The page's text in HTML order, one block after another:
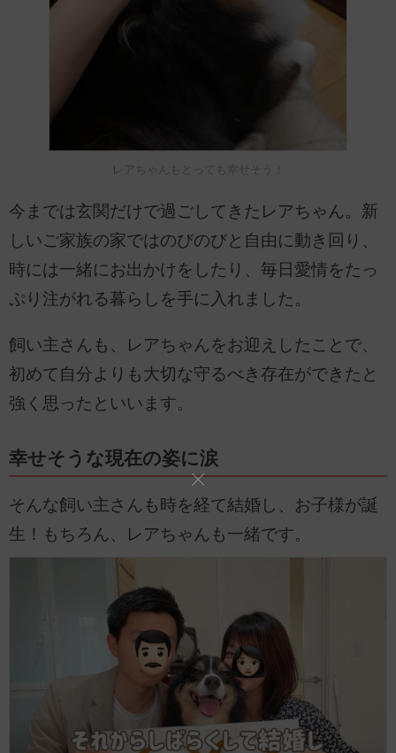
レアちゃんもとっても幸せそう！
今までは玄関だけで過ごしてきたレアちゃん。新
しいご家族の家ではのびのびと自由に動き回り、
時には一緒にお出かけをしたり、毎日愛情をたっ
ぷり注がれる暮らしを手に入れました。
飼い主さんも、レアちゃんをお迎えしたことで、
初めて自分よりも大切な守るべき存在ができたと
強く思ったといいます。
幸せそうな現在の姿に涙
そんな飼い主さんも時を経て結婚し、お子様が誕
生！もちろん、レアちゃんも一緒です。